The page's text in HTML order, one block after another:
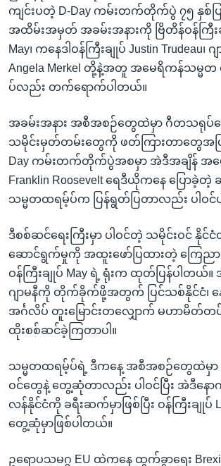
နေရာ
သို့
ကျော်
ရန်
ကျင်းပတဲ့ D-Day ကမ်းတက်တိုက်ပွဲ ၇၅ နှ
အထိမ်းအမှတ် အခမ်းအနားကို ဗြိတိန်ဝန်ကြီးခ
May၊ ကနေဒါဝန်ကြီးချုပ် Justin Trudeau၊ ဂ
Angela Merkel တို့နဲ့အတူ အမေရိကန်သမ္မ
ပ်လည်း တက်ရောက်ပါတယ်။
အခမ်းအနား အစီအစဉ်တွေထဲမှာ ဂီတသရုပ်ဖော်
သမိုင်းမှတ်တမ်းတွေကို ဖတ်ကြားတာတွေအပြ
Day ကမ်းတက်တိုက်ပွဲအစမှာ အဲဒီအချိန် အ
Franklin Roosevelt ရေဒီယိုကနေ ပြောခဲ့
သမ္မတထရမ့်ပ်က ပြန်ရွတ်ပြတာလည်း ပါဝင်
ဒီစစ်ဆင်ရေးကြီးမှာ ပါဝင်တဲ့ သမိုင်းဝင် နိုင်ငံ
ဆောင်ရွက်မှုကို အထူးဖော်ပြထားတဲ့ ကြေည
ဝန်ကြီးချုပ် May ရဲ့ ရုံးက ထုတ်ပြန်ပါတယ်။
ဂျာမနီကို တိုက်ခိုက်ဖို့အတွက် ပြင်သစ်နိုင်ငံ၊ နေ
အင်္ဂလိပ် တူးမြောင်းတလျှောက် မဟာမိတ်
ထိုးစစ်ဆင်ခဲ့ကြတာပါ။
သမ္မတထရမ့်ပ်ရဲ့ ဒီကနေ့ အစီအစဉ်တွေထဲမှ
ဝင်တွေနဲ့ တွေ့ဆုံတာလည်း ပါဝင်ပြီး အဲဒီနေ
လန်နိုင်ငံကို ခရီးဆက်မှာဖြစ်ပြီး ဝန်ကြီးချုပ်
တွေ့ဆုံမှာဖြစ်ပါတယ်။
ဥရောပသမဂ္ဂ EU ထဲကနေ ထွက်ခွာရေး